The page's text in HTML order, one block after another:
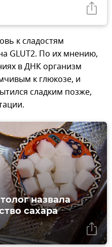
к сладостям
GLUT2. По их мнению,
в ДНК организм
к глюкозе, и
сладким позже,
назвала
сахара